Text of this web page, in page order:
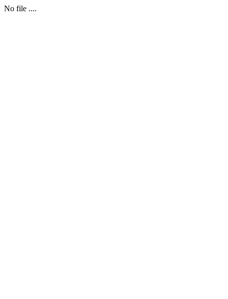
No file ....